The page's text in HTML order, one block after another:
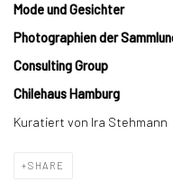
Mode und Gesichter
Photographien der
Consulting Group
Chilehaus Hamburg
Kuratiert von Ira Stehmann
SHARE